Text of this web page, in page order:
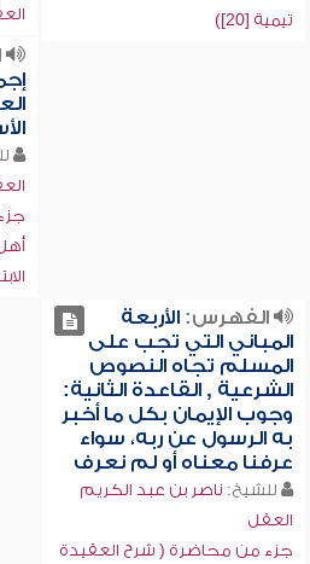
تيمية [20])
الفهرس:الأربعة
المباني التي تجب على
المسلم تجاه النصوص
الشرعية , القاعدة الثانية:
وجوب الإيمان بكل ما أخبر
به الرسول عن ربه، سواء
عرفنا معناه أو لم نعرف
للشيخ: ناصر بن عبد الكريم
العقل
جزء من محاضرة ( شرح العقيدة